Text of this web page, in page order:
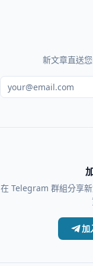
新文章直送
電子郵件地址
在 Telegram 群組分享
加